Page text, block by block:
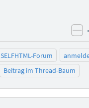
SELFHTML-Forum
Beitrag im Thread-Baum